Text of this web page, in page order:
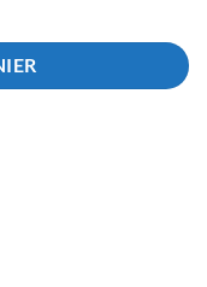
Magenta